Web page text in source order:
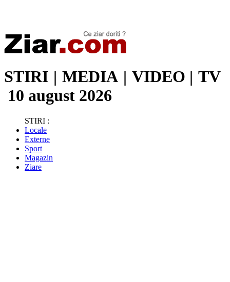
STIRI | MEDIA | VIDEO | TV
10 august 2026
STIRI :
Locale
Externe
Sport
Magazin
Ziare